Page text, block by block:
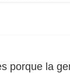
porque la